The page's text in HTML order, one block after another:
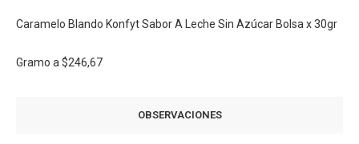
Caramelo Blando Konfyt Sabor A Leche Sin Azúcar Bolsa x 30gr
Gramo a $246,67
OBSERVACIONES